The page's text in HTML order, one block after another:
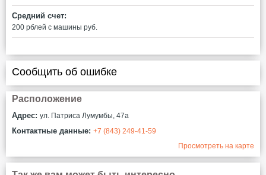
Средний счет:
200 рблей с машины руб.
Сообщить об ошибке
Расположение
Адрес: ул. Патриса Лумумбы, 47а
Контактные данные: +7 (843) 249-41-59
Просмотреть на карте